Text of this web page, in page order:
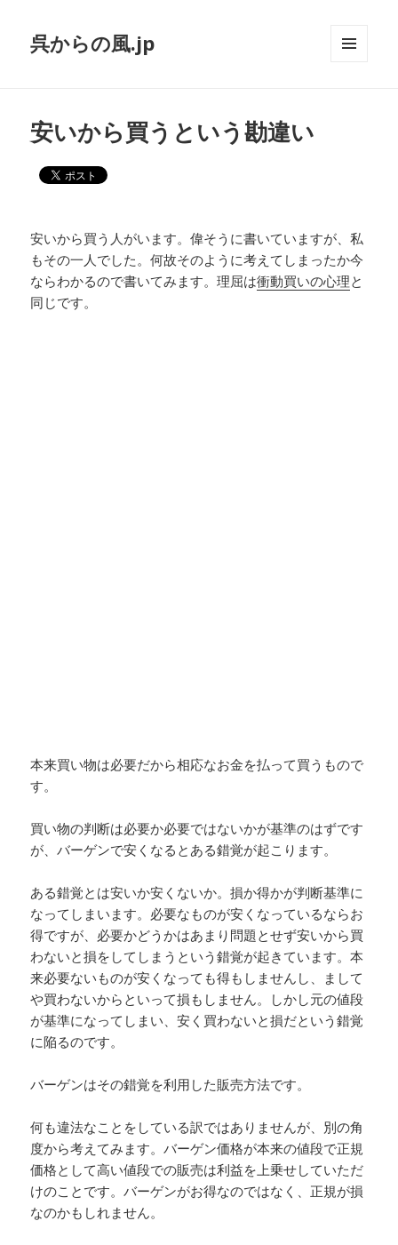
呉からの風.jp
安いから買うという勘違い
安いから買う人がいます。偉そうに書いていますが、私
もその一人でした。何故そのように考えてしまったか今
ならわかるので書いてみます。理屈は衝動買いの心理と
同じです。
本来買い物は必要だから相応なお金を払って買うもので
す。
買い物の判断は必要か必要ではないかが基準のはずです
が、バーゲンで安くなるとある錯覚が起こります。
ある錯覚とは安いか安くないか。損か得かが判断基準に
なってしまいます。必要なものが安くなっているならお
得ですが、必要かどうかはあまり問題とせず安いから買
わないと損をしてしまうという錯覚が起きています。本
来必要ないものが安くなっても得もしませんし、まして
や買わないからといって損もしません。しかし元の値段
が基準になってしまい、安く買わないと損だという錯覚
に陥るのです。
バーゲンはその錯覚を利用した販売方法です。
何も違法なことをしている訳ではありませんが、別の角
度から考えてみます。バーゲン価格が本来の値段で正規
価格として高い値段での販売は利益を上乗せしていただ
けのことです。バーゲンがお得なのではなく、正規が損
なのかもしれません。